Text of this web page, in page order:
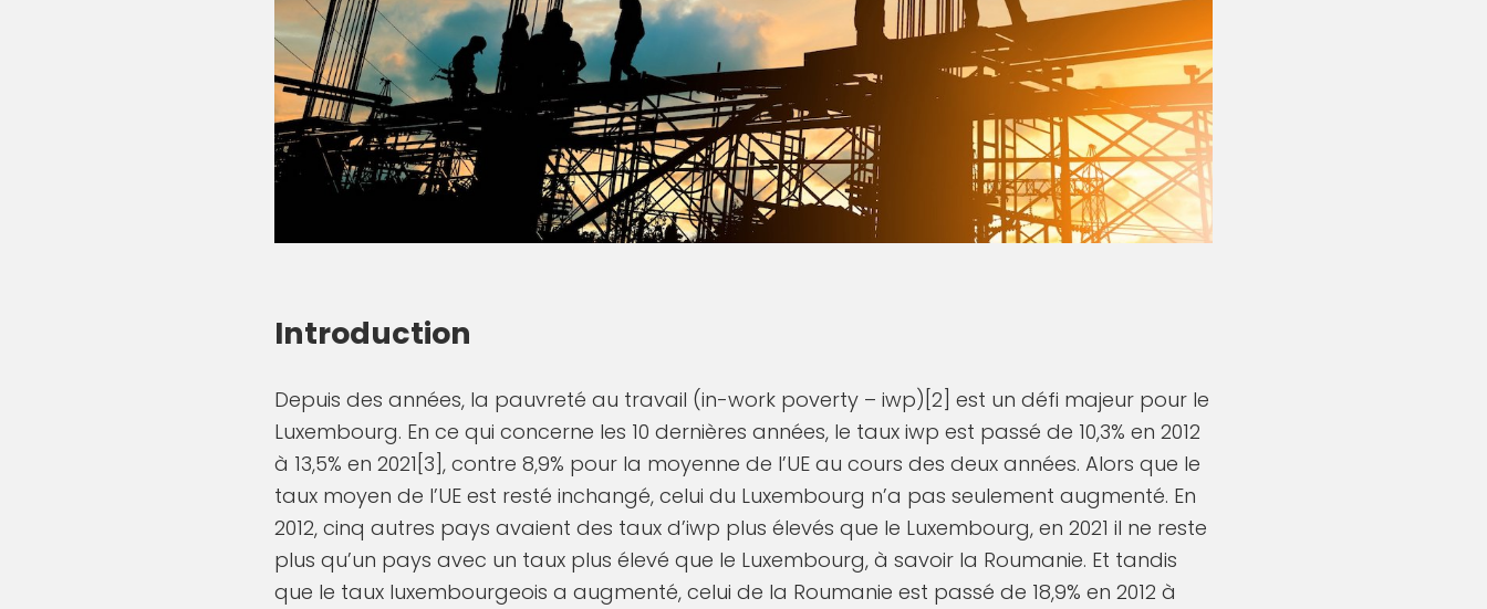
Introduction
Depuis des années, la pauvreté au travail (in-work poverty – iwp)[2] est un défi majeur pour le
Luxembourg. En ce qui concerne les 10 dernières années, le taux iwp est passé de 10,3% en 2012
à 13,5% en 2021[3], contre 8,9% pour la moyenne de l’UE au cours des deux années. Alors que le
taux moyen de l’UE est resté inchangé, celui du Luxembourg n’a pas seulement augmenté. En
2012, cinq autres pays avaient des taux d’iwp plus élevés que le Luxembourg, en 2021 il ne reste
plus qu’un pays avec un taux plus élevé que le Luxembourg, à savoir la Roumanie. Et tandis
que le taux luxembourgeois a augmenté, celui de la Roumanie est passé de 18,9% en 2012 à